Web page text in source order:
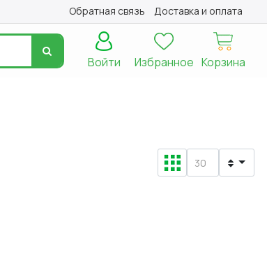
Обратная связь Доставка и оплата
Корзина
Избранное
Войти